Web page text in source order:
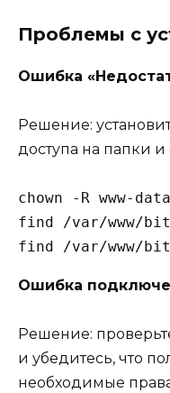
Проблемы с
Ошибка
Решение:
доступа на папки
chown -R www-
find /var/www/
Ошибка
Решение:
и убедитесь, что
необходимые